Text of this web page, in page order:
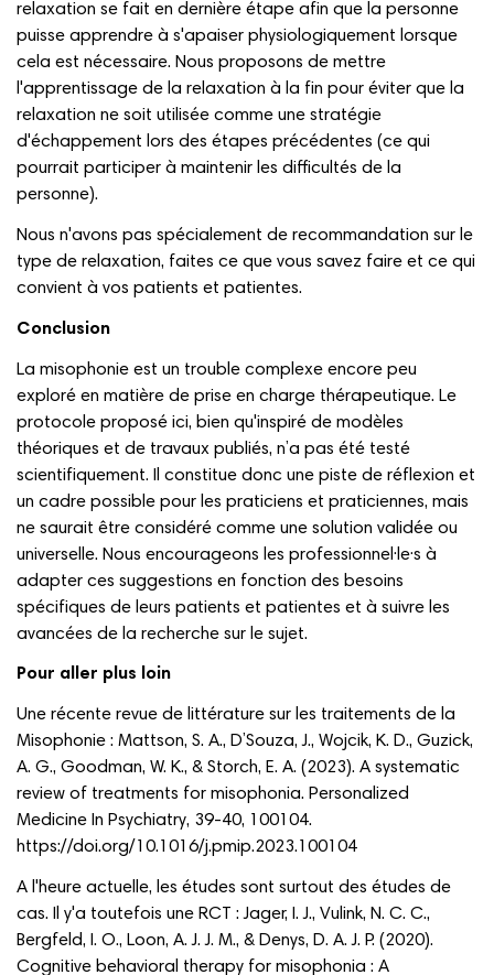
relaxation se fait en dernière étape afin que la personne
puisse apprendre à s'apaiser physiologiquement lorsque
cela est nécessaire. Nous proposons de mettre
l'apprentissage de la relaxation à la fin pour éviter que la
relaxation ne soit utilisée comme une stratégie
d'échappement lors des étapes précédentes (ce qui
pourrait participer à maintenir les difficultés de la
personne).
Nous n'avons pas spécialement de recommandation sur le
type de relaxation, faites ce que vous savez faire et ce qui
convient à vos patients et patientes.
Conclusion
La misophonie est un trouble complexe encore peu
exploré en matière de prise en charge thérapeutique. Le
protocole proposé ici, bien qu'inspiré de modèles
théoriques et de travaux publiés, n’a pas été testé
scientifiquement. Il constitue donc une piste de réflexion et
un cadre possible pour les praticiens et praticiennes, mais
ne saurait être considéré comme une solution validée ou
universelle. Nous encourageons les professionnel·le·s à
adapter ces suggestions en fonction des besoins
spécifiques de leurs patients et patientes et à suivre les
avancées de la recherche sur le sujet.
Pour aller plus loin
Une récente revue de littérature sur les traitements de la
Misophonie : Mattson, S. A., D’Souza, J., Wojcik, K. D., Guzick,
A. G., Goodman, W. K., & Storch, E. A. (2023). A systematic
review of treatments for misophonia. Personalized
Medicine In Psychiatry, 39‑40, 100104.
https://doi.org/10.1016/j.pmip.2023.100104
A l'heure actuelle, les études sont surtout des études de
cas. Il y'a toutefois une RCT : Jager, I. J., Vulink, N. C. C.,
Bergfeld, I. O., Loon, A. J. J. M., & Denys, D. A. J. P. (2020).
Cognitive behavioral therapy for misophonia : A